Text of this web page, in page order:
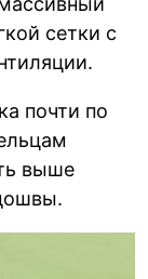
сетки с
почти по
выше